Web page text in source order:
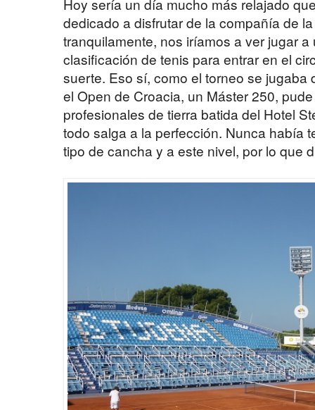
dedicado a disfrutar de la compañía de
tranquilamente, nos iríamos a ver jugar
clasificación de tenis para entrar en el
suerte. Eso sí, como el torneo se
el Open de Croacia, un Máster 250,
profesionales de tierra batida del Hotel
todo salga a la perfección. Nunca había
tipo de cancha y a este nivel, por lo que